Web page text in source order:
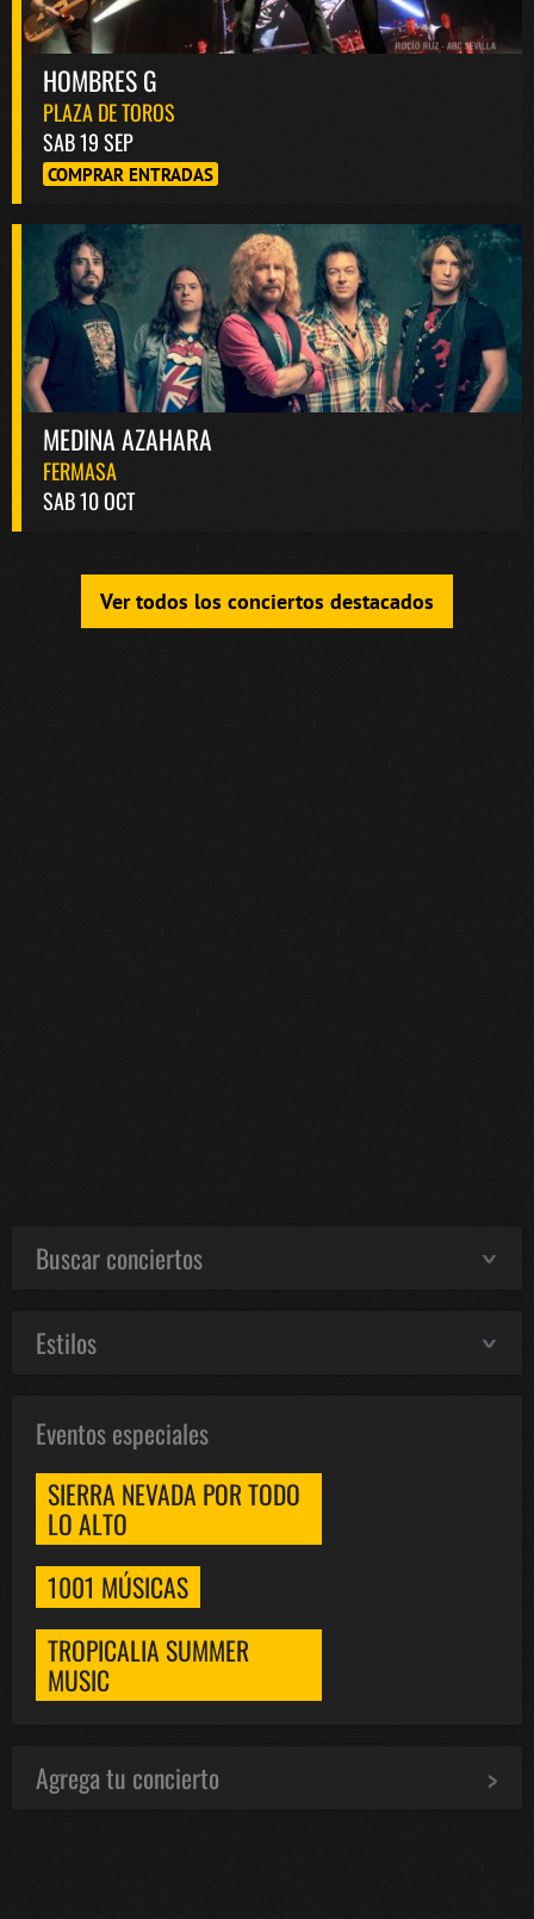
HOMBRES G
PLAZA DE TOROS
SAB 19 SEP
COMPRAR ENTRADAS
MEDINA AZAHARA
FERMASA
SAB 10 OCT
Ver todos los conciertos destacados
Buscar conciertos
Estilos
Eventos especiales
SIERRA NEVADA POR TODO
LO ALTO
1001 MÚSICAS
TROPICALIA SUMMER
MUSIC
Agrega tu concierto